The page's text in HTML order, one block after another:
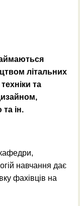
літальних
та
ін.
навчання дає
фахівців на